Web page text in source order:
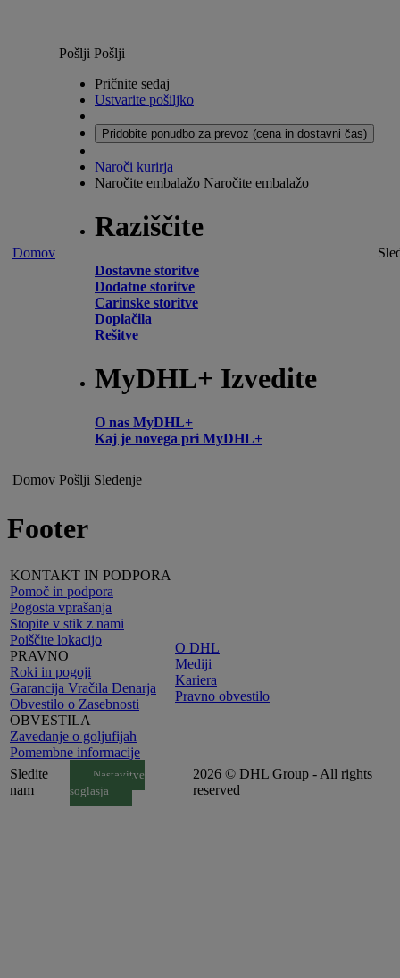
Domov
Pošlji Pošlji
Pričnite sedaj
Ustvarite pošiljko
Pridobite ponudbo za prevoz (cena in dostavni čas)
Naroči kurirja
Naročite embalažo Naročite embalažo
Raziščite
Dostavne storitve
Dodatne storitve
Carinske storitve
Doplačila
Rešitve
MyDHL+ Izvedite
O nas MyDHL+
Kaj je novega pri MyDHL+
Domov Pošlji Sledenje
Footer
KONTAKT IN PODPORA
Pomoč in podpora
Pogosta vprašanja
Stopite v stik z nami
Poiščite lokacijo
PRAVNO
Roki in pogoji
Garancija Vračila Denarja
Obvestilo o Zasebnosti
OBVESTILA
Zavedanje o goljufijah
Pomembne informacije
O DHL
Mediji
Kariera
Pravno obvestilo
Sledite
nam
Nastavitve
soglasja
2026 © DHL Group - All rights
reserved